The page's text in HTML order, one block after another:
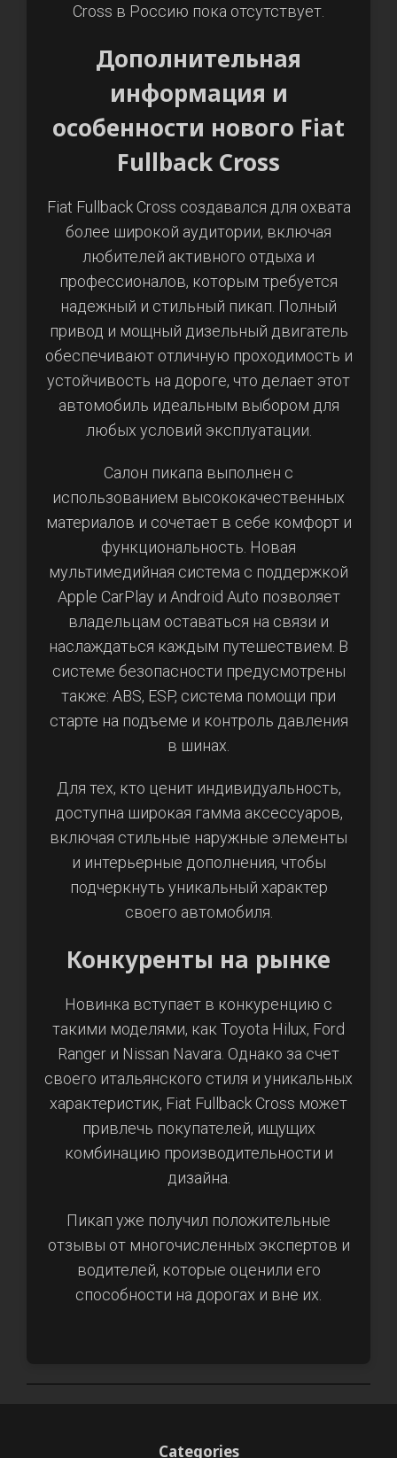
Cross в Россию пока отсутствует.
Дополнительная
информация и
особенности нового Fiat
Fullback Cross
Fiat Fullback Cross создавался для охвата
более широкой аудитории, включая
любителей активного отдыха и
профессионалов, которым требуется
надежный и стильный пикап. Полный
привод и мощный дизельный двигатель
обеспечивают отличную проходимость и
устойчивость на дороге, что делает этот
автомобиль идеальным выбором для
любых условий эксплуатации.
Салон пикапа выполнен с
использованием высококачественных
материалов и сочетает в себе комфорт и
функциональность. Новая
мультимедийная система с поддержкой
Apple CarPlay и Android Auto позволяет
владельцам оставаться на связи и
наслаждаться каждым путешествием. В
системе безопасности предусмотрены
также: ABS, ESP, система помощи при
старте на подъеме и контроль давления
в шинах.
Для тех, кто ценит индивидуальность,
доступна широкая гамма аксессуаров,
включая стильные наружные элементы
и интерьерные дополнения, чтобы
подчеркнуть уникальный характер
своего автомобиля.
Конкуренты на рынке
Новинка вступает в конкуренцию с
такими моделями, как Toyota Hilux, Ford
Ranger и Nissan Navara. Однако за счет
своего итальянского стиля и уникальных
характеристик, Fiat Fullback Cross может
привлечь покупателей, ищущих
комбинацию производительности и
дизайна.
Пикап уже получил положительные
отзывы от многочисленных экспертов и
водителей, которые оценили его
способности на дорогах и вне их.
Categories